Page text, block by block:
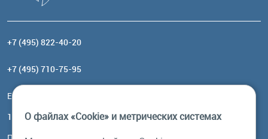
+7 (495) 822-40-20
+7 (495) 710-75-95
Email:
117485, Москва, ул. Профсоюзная, 84/32, корп 1
О файлах «Cookie» и метрических системах